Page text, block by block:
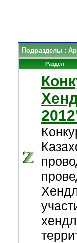
Подразделы :
Раздел